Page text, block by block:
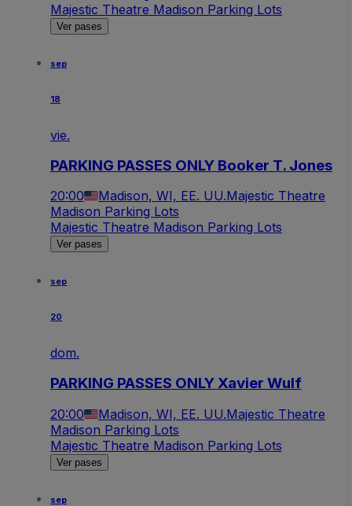
Majestic Theatre Madison Parking Lots
Ver pases
sep
18
vie.
PARKING PASSES ONLY Booker T. Jones
20:00 Madison, WI, EE. UU.Majestic Theatre
Madison Parking Lots
Majestic Theatre Madison Parking Lots
Ver pases
sep
20
dom.
PARKING PASSES ONLY Xavier Wulf
20:00 Madison, WI, EE. UU.Majestic Theatre
Madison Parking Lots
Majestic Theatre Madison Parking Lots
Ver pases
sep